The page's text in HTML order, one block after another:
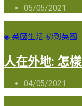
05/05/2021
◈ 英國生活 初到英國
人在外地: 怎
04/05/2021